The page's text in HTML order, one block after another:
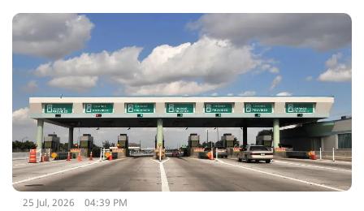
25 Jul, 2026 04:39 PM